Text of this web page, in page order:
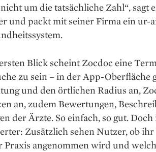
um die tatsächliche Zahl“, sagt
und packt mit seiner Firma ein ur-
Blick scheint Zocdoc eine
zu sein – in der App-Oberfläche
und den örtlichen Radius an,
an, zu­dem Bewertungen,
der Ärzte. So einfach, so gut. Doch
Zusätzlich sehen Nutzer, ob
Praxis angenommen wird und